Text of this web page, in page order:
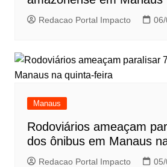
Redacao Portal Impacto
Manaus
Rodoviários ameaçam
dos ônibus em Manaus
Redacao Portal Impacto